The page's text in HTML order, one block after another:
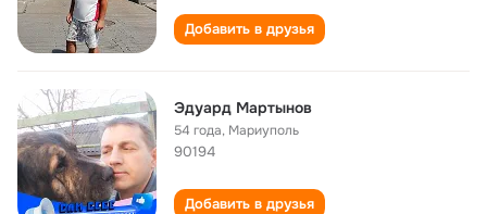
Добавить в друзья
Эдуард Мартынов
54 года, Мариуполь
90194
Добавить в друзья